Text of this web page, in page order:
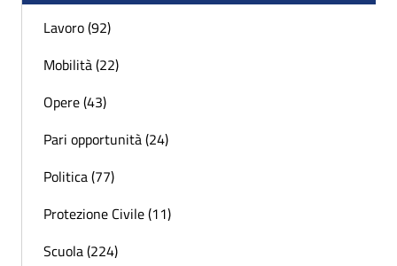
Lavoro (92)
Mobilità (22)
Opere (43)
Pari opportunità (24)
Politica (77)
Protezione Civile (11)
Scuola (224)